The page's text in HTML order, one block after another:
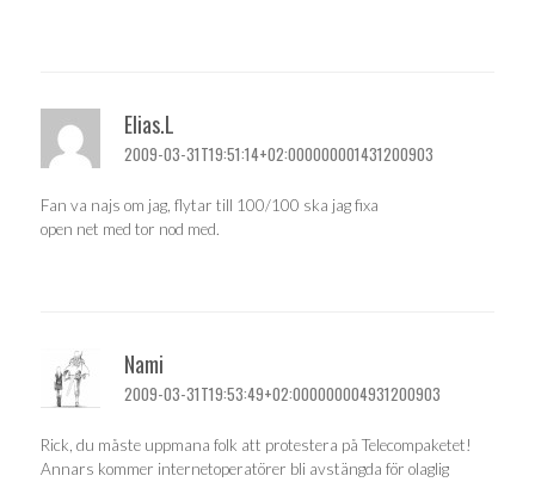
Elias.L
2009-03-31T19:51:14+02:000000001431200903
Fan va najs om jag, flytar till 100/100 ska jag fixa
open net med tor nod med.
Nami
2009-03-31T19:53:49+02:000000004931200903
Rick, du måste uppmana folk att protestera på Telecompaketet!
Annars kommer internetoperatörer bli avstängda för olaglig